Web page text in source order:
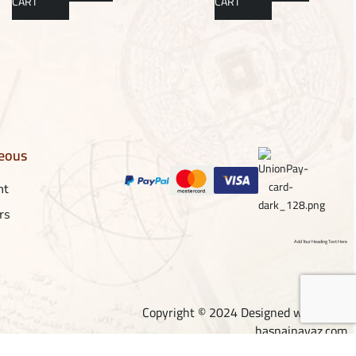
Add Your Heading Text Here
Copyright © 2024 Designed with ❤ by
hasnainayaz.com